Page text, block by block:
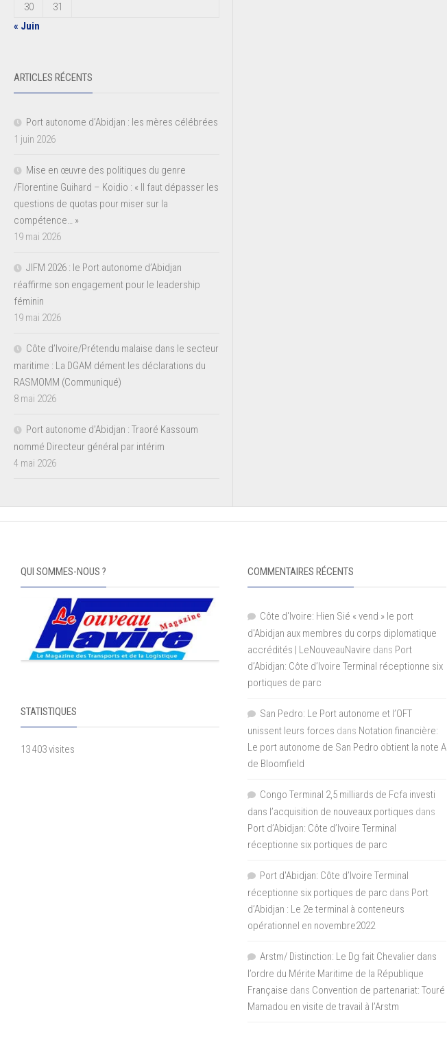
30
31
« Juin
ARTICLES RÉCENTS
Port autonome d’Abidjan : les mères célébrées
1 juin 2026
Mise en œuvre des politiques du genre
/Florentine Guihard – Koidio : « Il faut dépasser les
questions de quotas pour miser sur la
compétence… »
19 mai 2026
JIFM 2026 : le Port autonome d’Abidjan
réaffirme son engagement pour le leadership
féminin
19 mai 2026
Côte d’Ivoire/Prétendu malaise dans le secteur
maritime : La DGAM dément les déclarations du
RASMOMM (Communiqué)
8 mai 2026
Port autonome d’Abidjan : Traoré Kassoum
nommé Directeur général par intérim
4 mai 2026
QUI SOMMES-NOUS ?
STATISTIQUES
13 403 visites
COMMENTAIRES RÉCENTS
Côte d'Ivoire: Hien Sié « vend » le port
d'Abidjan aux membres du corps diplomatique
accrédités | LeNouveauNavire dans Port
d’Abidjan: Côte d’Ivoire Terminal réceptionne six
portiques de parc
San Pedro: Le Port autonome et l’OFT
unissent leurs forces dans Notation financière:
Le port autonome de San Pedro obtient la note A
de Bloomfield
Congo Terminal 2,5 milliards de Fcfa investi
dans l’acquisition de nouveaux portiques dans
Port d’Abidjan: Côte d’Ivoire Terminal
réceptionne six portiques de parc
Port d'Abidjan: Côte d’Ivoire Terminal
réceptionne six portiques de parc dans Port
d’Abidjan : Le 2e terminal à conteneurs
opérationnel en novembre2022
Arstm/ Distinction: Le Dg fait Chevalier dans
l’ordre du Mérite Maritime de la République
Française dans Convention de partenariat: Touré
Mamadou en visite de travail à l’Arstm